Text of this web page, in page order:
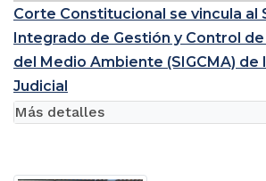
Corte Constitucional se vincula al
Integrado de Gestión y Control
del Medio Ambiente (SIGCMA) de
Judicial
Más detalles